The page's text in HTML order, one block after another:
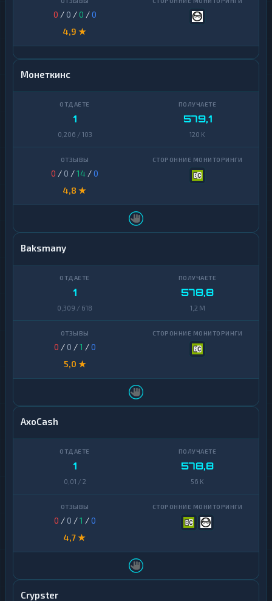
0 / 0 /0 /0
4,9 ★
Монеткинс
1
0,206 / 103
579,1
120 K
0 / 0 /14 /0
4,8 ★
Baksmany
1
0,309 / 618
578,8
1,2 M
0 / 0 /1 /0
5,0 ★
AxoCash
1
0,01 / 2
578,8
56 K
0 / 0 /1 /0
4,7 ★
Crypster